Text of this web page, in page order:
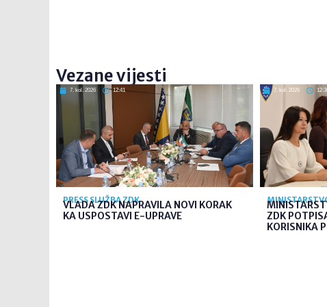
Vezane vijesti
7. kol. 2026 12:41
PRESS SLUŽBA ZDK
VLADA ZDK NAPRAVILA NOVI KORAK
KA USPOSTAVI E-UPRAVE
7. kol. 2026
ZDK
KORISNIKA